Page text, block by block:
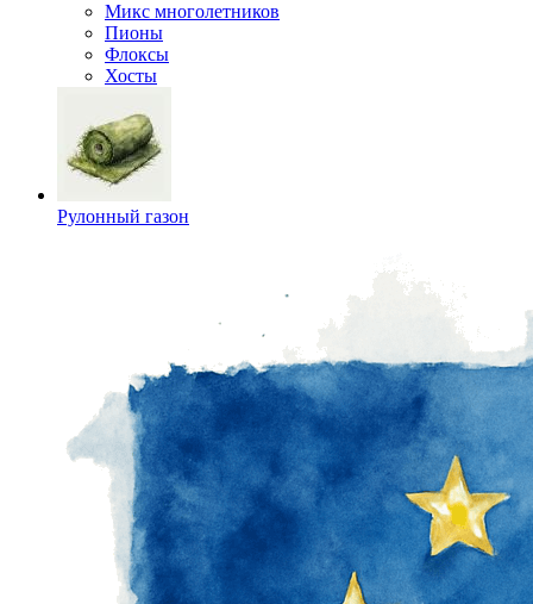
Микс многолетников
Пионы
Флоксы
Хосты
Рулонный газон